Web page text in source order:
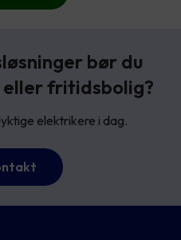
bør du
fritidsbolig?
elektrikere i dag.